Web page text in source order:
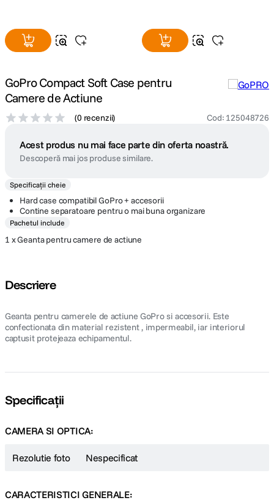
GoPro Compact Soft Case pentru
Camere de Actiune
(0 recenzii) Cod: 125048726
Acest produs nu mai face parte din oferta noastră.
Descoperă mai jos produse similare.
Specificații cheie
Hard case compatibil GoPro + accesorii
Contine separatoare pentru o mai buna organizare
Pachetul include
1 x Geanta pentru camere de actiune
Descriere
Geanta pentru camerele de actiune GoPro si accesorii. Este
confectionata din material rezistent , impermeabil, iar interiorul
captusit protejeaza echipamentul.
Specificații
CAMERA SI OPTICA:
Rezolutie foto Nespecificat
CARACTERISTICI GENERALE: